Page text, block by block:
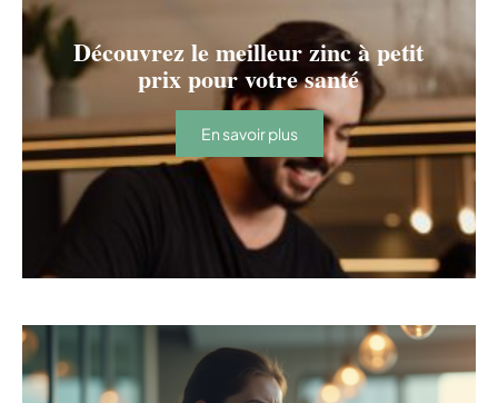
Découvrez le meilleur zinc à petit
prix pour votre santé
En savoir plus